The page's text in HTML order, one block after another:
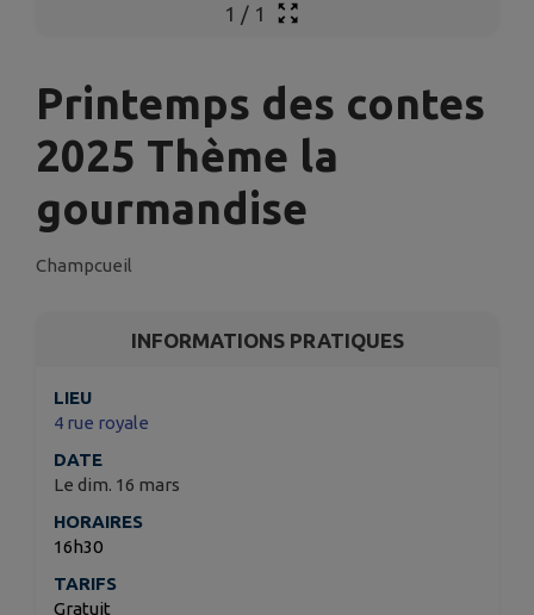
1 / 1
Printemps des contes
2025 Thème la
gourmandise
Champcueil
INFORMATIONS PRATIQUES
LIEU
4 rue royale
DATE
Le dim. 16 mars
HORAIRES
16h30
TARIFS
Gratuit